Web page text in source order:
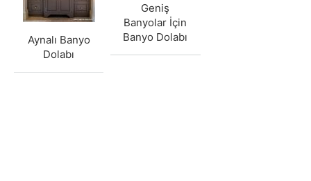
Aynalı Banyo
Dolabı
Geniş
Banyolar İçin
Banyo Dolabı